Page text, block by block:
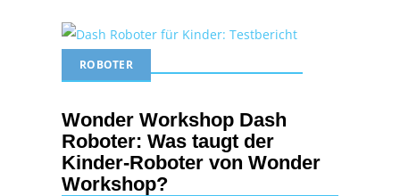
ROBOTER
Wonder Workshop Dash
Roboter: Was taugt der
Kinder-Roboter von Wonder
Workshop?